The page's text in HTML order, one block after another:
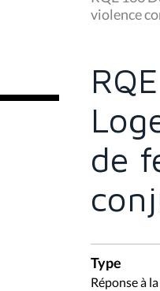
s
ê
violence
de
Type
Réponse à